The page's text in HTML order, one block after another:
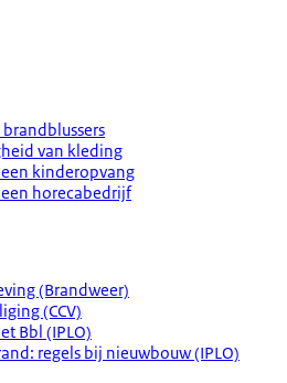
van kleding
kinderopvang
horecabedrijf
(Brandweer)
(CCV)
Bbl (IPLO)
regels bij nieuwbouw (IPLO)